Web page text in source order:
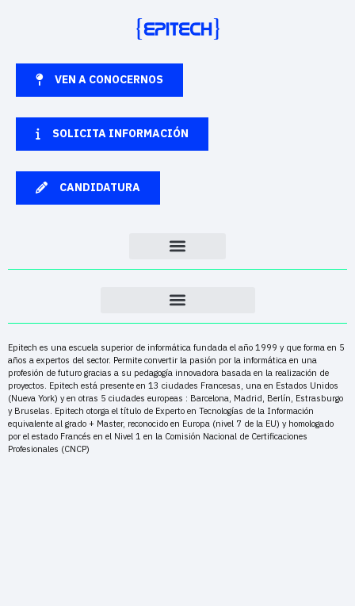
VEN A CONOCERNOS
SOLICITA INFORMACIÓN
CANDIDATURA
Epitech es una escuela superior de informática fundada el año 1999 y que forma en 5
años a expertos del sector. Permite convertir la pasión por la informática en una
profesión de futuro gracias a su pedagogía innovadora basada en la realización de
proyectos. Epitech está presente en 13 ciudades Francesas, una en Estados Unidos
(Nueva York) y en otras 5 ciudades europeas : Barcelona, Madrid, Berlín, Estrasburgo
y Bruselas. Epitech otorga el título de Experto en Tecnologías de la Información
equivalente al grado + Master, reconocido en Europa (nivel 7 de la EU) y homologado
por el estado Francés en el Nivel 1 en la Comisión Nacional de Certificaciones
Profesionales (CNCP)